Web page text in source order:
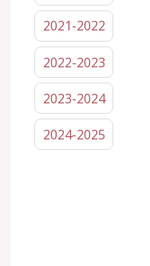
2021-2022
2022-2023
2023-2024
2024-2025